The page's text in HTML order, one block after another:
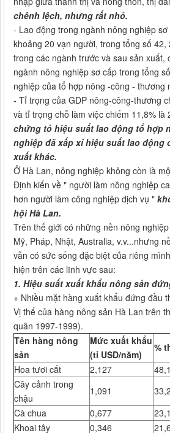
chênh lệch, nhưng rất nhỏ.
- Lao động trong ngành nông nghiệp
khoảng 20 vạn người, trong tổng số
trong các ngành trước và sau sản xuất,
ngành nông nghiệp sơ cấp trong tổng
nghiệp của tổ hợp nông -công - thương
- Tỉ trọng của GDP nông-công-thương
và tỉ trọng chỗ làm việc chiếm 11,8% là
chứng tỏ hiệu suất lao động tổ hợp
nghiệp đã xấp xỉ hiệu suất lao động
xuất khác.
Ở Hà Lan, nông nghiệp không còn là
Định kiến về " người làm nông nghiệp
hơn người làm công nghiệp dịch vụ "
hội Hà Lan.
Trên thế giới có những nền nông
Mỹ, Pháp, Nhật, Australia, v.v...nhưng
vẫn có sức sống đặc biệt của riêng
hiện trên các lĩnh vực sau:
1. Hiệu suất xuất khẩu nông sản
+ Nhiều mặt hàng xuất khẩu đứng đầu
Vị thế của hàng nông sản Hà Lan trên
quân 1997-1999).
Tên hàng nông
sản
Mức xuất khẩu
(tỉ USD/năm)
%
Hoa tươi cắt
2,127 48,1
Cây cảnh trong
chậu
1,091 33,2
Cà chua
0,677 23,1
Khoai tây
0,346 21,6